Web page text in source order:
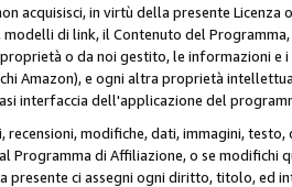
acquisisci, in virtù della presente
di link, il Contenuto del
o da noi gestito, le informazioni e
Amazon), e ogni altra proprietà
interfaccia dell'applicazione del
recensioni, modifiche, dati, immagini,
Programma di Affiliazione, o se modifichi
presente ci assegni ogni diritto, titolo, ed